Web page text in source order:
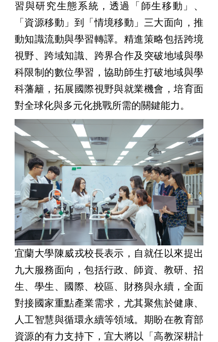
習與研究生態系統，透過「師生移動」、
「資源移動」到「情境移動」三大面向，推
動知識流動與學習轉譯。精進策略包括跨境
視野、跨域知識、跨界合作及突破地域與學
科限制的數位學習，協助師生打破地域與學
科藩籬，拓展國際視野與就業機會，培育面
對全球化與多元化挑戰所需的關鍵能力。
宜蘭大學陳威戎校長表示，自就任以來提出
九大服務面向，包括行政、師資、教研、招
生、學生、國際、校區、財務與永續，全面
對接國家重點產業需求，尤其聚焦於健康、
人工智慧與循環永續等領域。期盼在教育部
資源的有力支持下，宜大將以「高教深耕計